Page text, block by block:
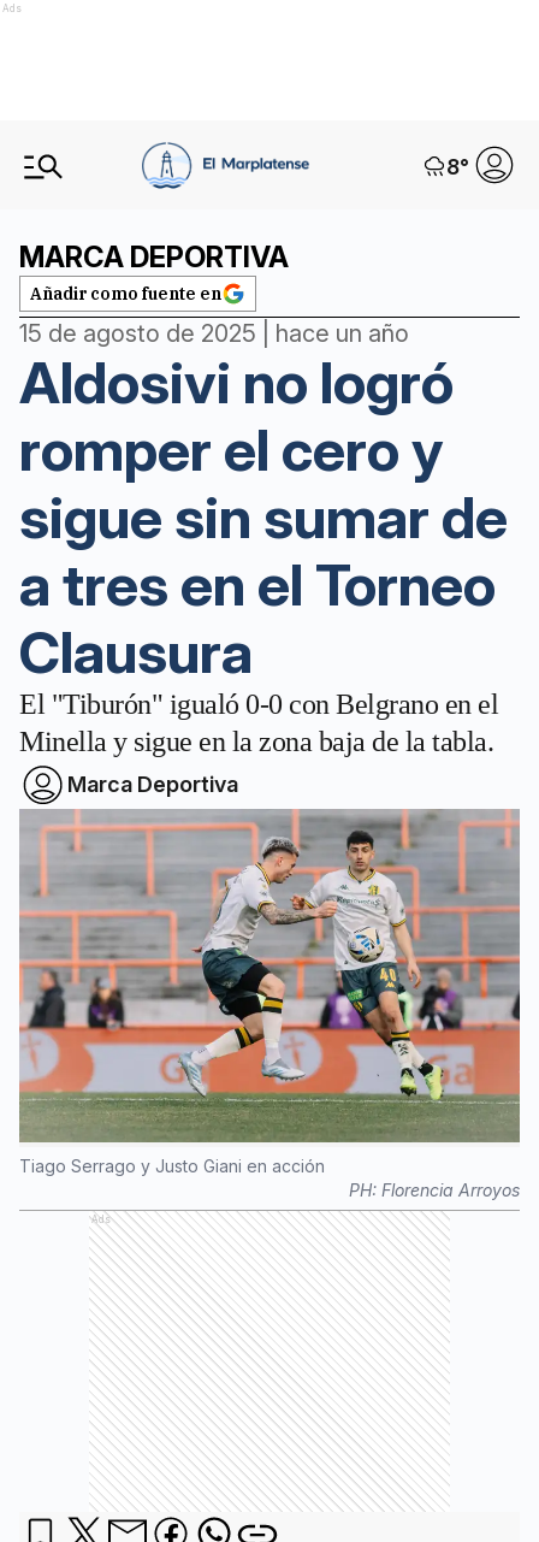
Ads
8°
MARCA DEPORTIVA
Añadir como fuente en
15 de agosto de 2025 | hace un año
Aldosivi no logró
romper el cero y
sigue sin sumar de
a tres en el Torneo
Clausura
El "Tiburón" igualó 0-0 con Belgrano en el
Minella y sigue en la zona baja de la tabla.
Marca Deportiva
Tiago Serrago y Justo Giani en acción
PH: Florencia Arroyos
Ads